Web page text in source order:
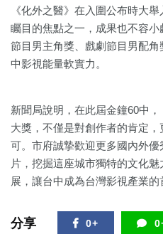
《化外之醫》在入圍公布時大
矚目的焦點之一，成果也不容
節目男主角獎、戲劇節目男配
中影視能量軟實力。
新聞局說明，在此屆金鐘60中
大獎，不僅是對創作者的肯定
可。市府誠摯歡迎更多國內外
片，挖掘這座城市獨特的文化
展，讓台中成為台灣影視產業的
分享 0+